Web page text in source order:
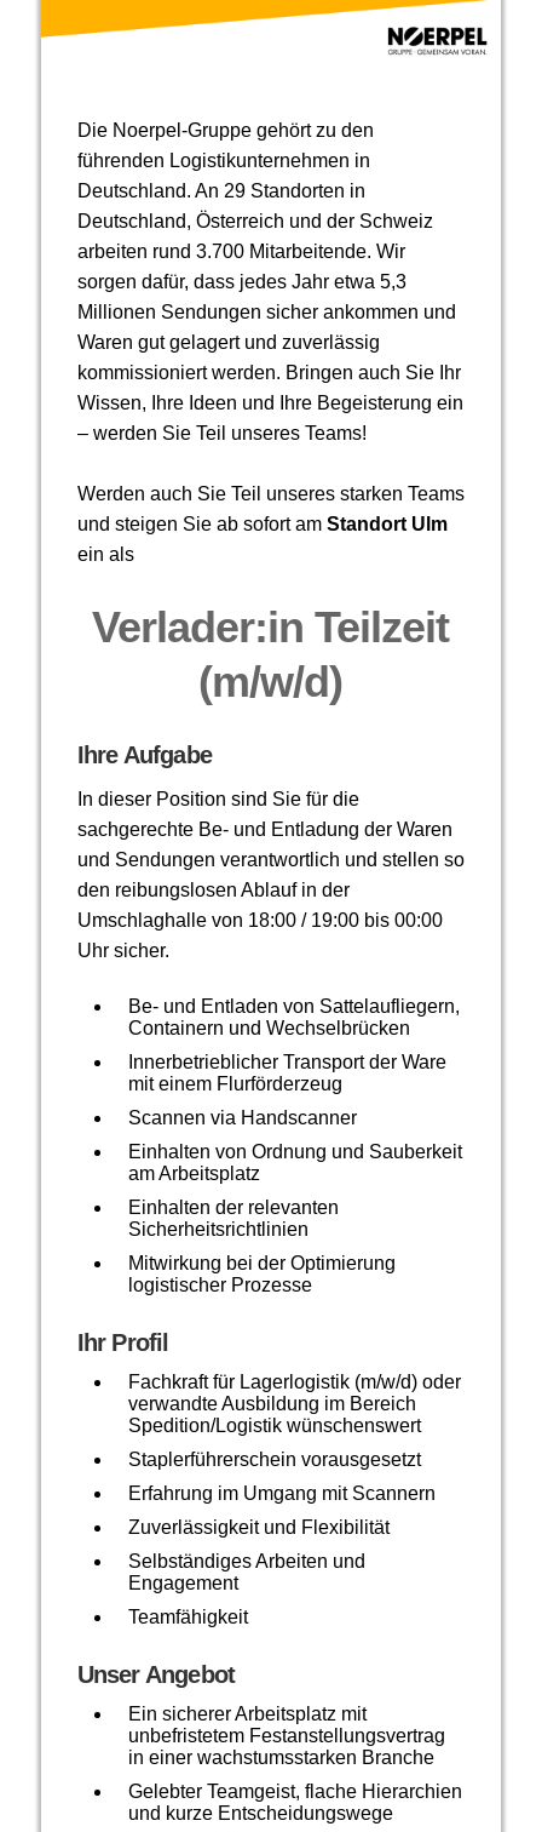
Die Noerpel-Gruppe gehört zu den
führenden Logistikunternehmen in
Deutschland. An 29 Standorten in
Deutschland, Österreich und der Schweiz
arbeiten rund 3.700 Mitarbeitende. Wir
sorgen dafür, dass jedes Jahr etwa 5,3
Millionen Sendungen sicher ankommen und
Waren gut gelagert und zuverlässig
kommissioniert werden. Bringen auch Sie Ihr
Wissen, Ihre Ideen und Ihre Begeisterung ein
– werden Sie Teil unseres Teams!
Werden auch Sie Teil unseres starken Teams
und steigen Sie ab sofort am Standort Ulm
ein als
Verlader:in Teilzeit
(m/w/d)
Ihre Aufgabe
In dieser Position sind Sie für die
sachgerechte Be- und Entladung der Waren
und Sendungen verantwortlich und stellen so
den reibungslosen Ablauf in der
Umschlaghalle von 18:00 / 19:00 bis 00:00
Uhr sicher.
Be- und Entladen von Sattelaufliegern,
Containern und Wechselbrücken
Innerbetrieblicher Transport der Ware
mit einem Flurförderzeug
Scannen via Handscanner
Einhalten von Ordnung und Sauberkeit
am Arbeitsplatz
Einhalten der relevanten
Sicherheitsrichtlinien
Mitwirkung bei der Optimierung
logistischer Prozesse
Ihr Profil
Fachkraft für Lagerlogistik (m/w/d) oder
verwandte Ausbildung im Bereich
Spedition/Logistik wünschenswert
Staplerführerschein vorausgesetzt
Erfahrung im Umgang mit Scannern
Zuverlässigkeit und Flexibilität
Selbständiges Arbeiten und
Engagement
Teamfähigkeit
Unser Angebot
Ein sicherer Arbeitsplatz mit
unbefristetem Festanstellungsvertrag
in einer wachstumsstarken Branche
Gelebter Teamgeist, flache Hierarchien
und kurze Entscheidungswege